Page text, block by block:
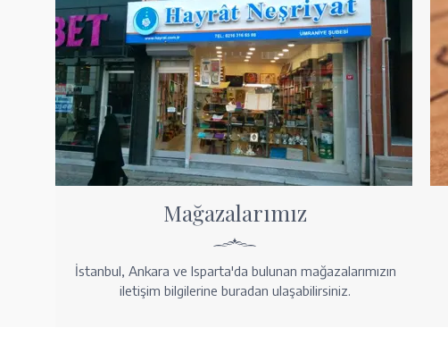
Mağazalarımız
İstanbul, Ankara ve Isparta'da bulunan mağazalarımızın
iletişim bilgilerine buradan ulaşabilirsiniz.